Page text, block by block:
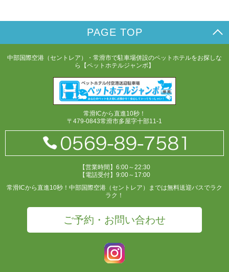
PAGE TOP
中部国際空港（セントレア）・常滑市で駐車場併設のペットホテルをお探しな
ら【ペットホテルジャンボ】
常滑ICから直進10秒！
〒479-0843常滑市多屋字十部11-1
【営業時間】6:00～22:30
【電話受付】9:00～17:00
常滑ICから直進10秒！中部国際空港（セントレア）までは無料送迎バスでラク
ラク！
ご予約・お問い合わせ